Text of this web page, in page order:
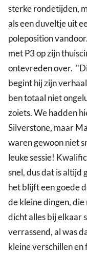
sterke rondetijden,
als een duveltje uit
poleposition
met P3 op zijn
ontevreden over.
begint hij zijn
ben totaal niet
zoiets. We hadden
Silverstone, maar
waren gewoon niet
leuke sessie!
snel, dus dat is altijd
het blijft een goede
de kleine dingen,
dicht alles bij elkaar
verrassend, al was
kleine verschillen en